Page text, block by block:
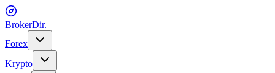
BrokerDir.
Forex
Krypto